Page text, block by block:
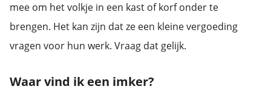
mee om het volkje in een kast of korf onder te
brengen. Het kan zijn dat ze een kleine vergoeding
vragen voor hun werk. Vraag dat gelijk.
Waar vind ik een imker?